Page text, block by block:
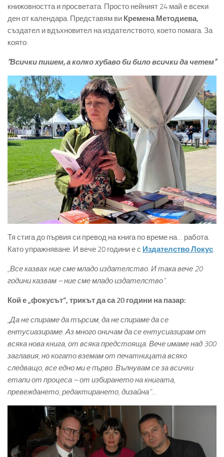
книжовността и просветата. Просто нейният 24 май е всеки
ден от календара. Представям ви Кремена Методиева,
създател и вдъхновител на издателството, което помага. За
която:
“Всички пишем, а колко хубаво би било всички да четем”
Тя стига до първия си превод на книга по време на… работа.
Като упражняване. И вече 20 години е с Издателство Локус.
„Все казвах ние сме младо издателство. И така вече 20
години казвам – ние сме младо издателство“.
Кой е „фокусът“, трикът да са 20 години на пазар:
„Да не спираме да търсим, да не спираме да се
ентусиазираме. Аз много оничам да се ентусиазирам от
всяка нова книга, от всяка предстояща. Вече имаме над 300
заглавия, но когато вземам от печатницата всяко
следващо, все едно ми е първо. Вълнувам се за всички
етапи от процеса – от избирането на книгата,
превеждането, редактирането, дизайна“…